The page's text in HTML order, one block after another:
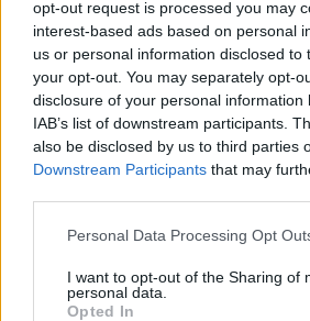
opt-out request is processed you may
interest-based ads based on personal
us or personal information disclosed to
your opt-out. You may separately opt-
disclosure of your personal information
IAB’s list of downstream participants.
also be disclosed by us to third parties
Downstream Participants that may
Personal Data Processing Opt
I want to opt-out of the Sharing of
personal data.
Opted In
Il Monastir riparte dai
Aloia, il primo
7 Ago 2026
Gran colpo
Torres Riccardo Idda
7 Ago 2026
Giuseppe Atzori, il La
16 Lug 2016